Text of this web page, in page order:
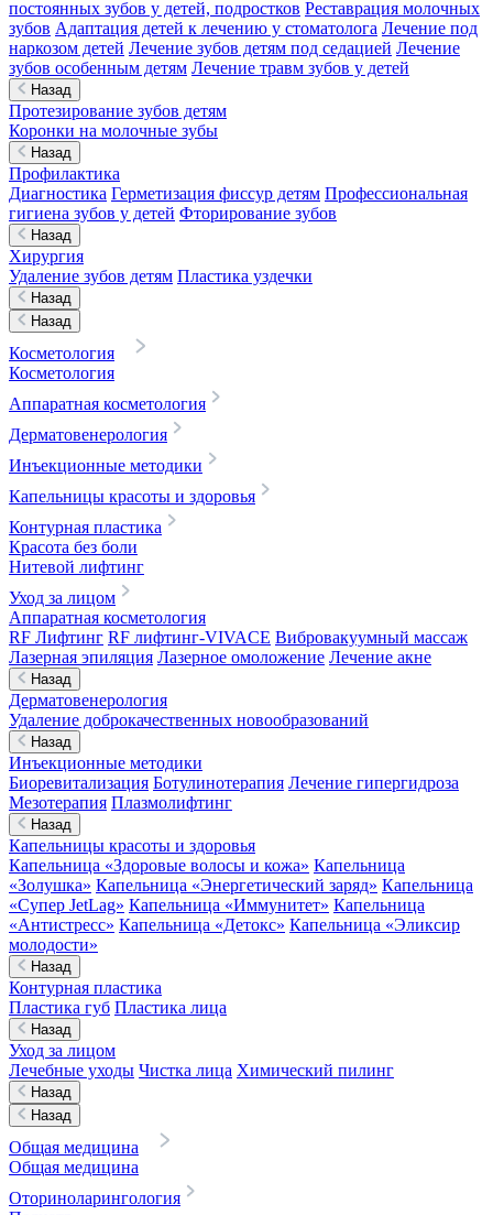
постоянных зубов у детей, подростков Реставрация молочных
зубов Адаптация детей к лечению у стоматолога Лечение под
наркозом детей Лечение зубов детям под седацией Лечение
зубов особенным детям Лечение травм зубов у детей
Назад
Протезирование зубов детям
Коронки на молочные зубы
Назад
Профилактика
Диагностика Герметизация фиссур детям Профессиональная
гигиена зубов у детей Фторирование зубов
Назад
Хирургия
Удаление зубов детям Пластика уздечки
Назад
Назад
Косметология
Косметология
Аппаратная косметология
Дерматовенерология
Инъекционные методики
Капельницы красоты и здоровья
Контурная пластика
Красота без боли
Нитевой лифтинг
Уход за лицом
Аппаратная косметология
RF Лифтинг RF лифтинг-VIVACE Вибровакуумный массаж
Лазерная эпиляция Лазерное омоложение Лечение акне
Назад
Дерматовенерология
Удаление доброкачественных новообразований
Назад
Инъекционные методики
Биоревитализация Ботулинотерапия Лечение гипергидроза
Мезотерапия Плазмолифтинг
Назад
Капельницы красоты и здоровья
Капельница «Здоровые волосы и кожа» Капельница
«Золушка» Капельница «Энергетический заряд» Капельница
«Супер JetLag» Капельница «Иммунитет» Капельница
«Антистресс» Капельница «Детокс» Капельница «Эликсир
молодости»
Назад
Контурная пластика
Пластика губ Пластика лица
Назад
Уход за лицом
Лечебные уходы Чистка лица Химический пилинг
Назад
Назад
Общая медицина
Общая медицина
Оториноларингология